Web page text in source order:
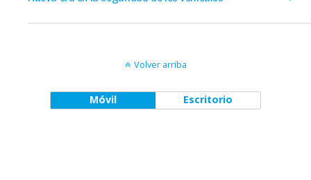
Volver arriba
Móvil Escritorio